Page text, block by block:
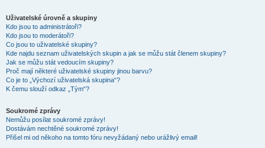
Uživatelské úrovně a skupiny
Kdo jsou to administrátoři?
Kdo jsou to moderátoři?
Co jsou to uživatelské skupiny?
Kde najdu seznam uživatelských skupin a jak se můžu stát členem skupiny?
Jak se můžu stát vedoucím skupiny?
Proč mají některé uživatelské skupiny jinou barvu?
Co je to „Výchozí uživatelská skupina“?
K čemu slouží odkaz „Tým“?
Soukromé zprávy
Nemůžu posílat soukromé zprávy!
Dostávám nechtěné soukromé zprávy!
Přišel mi od někoho na tomto fóru nevyžádaný nebo urážlivý email!